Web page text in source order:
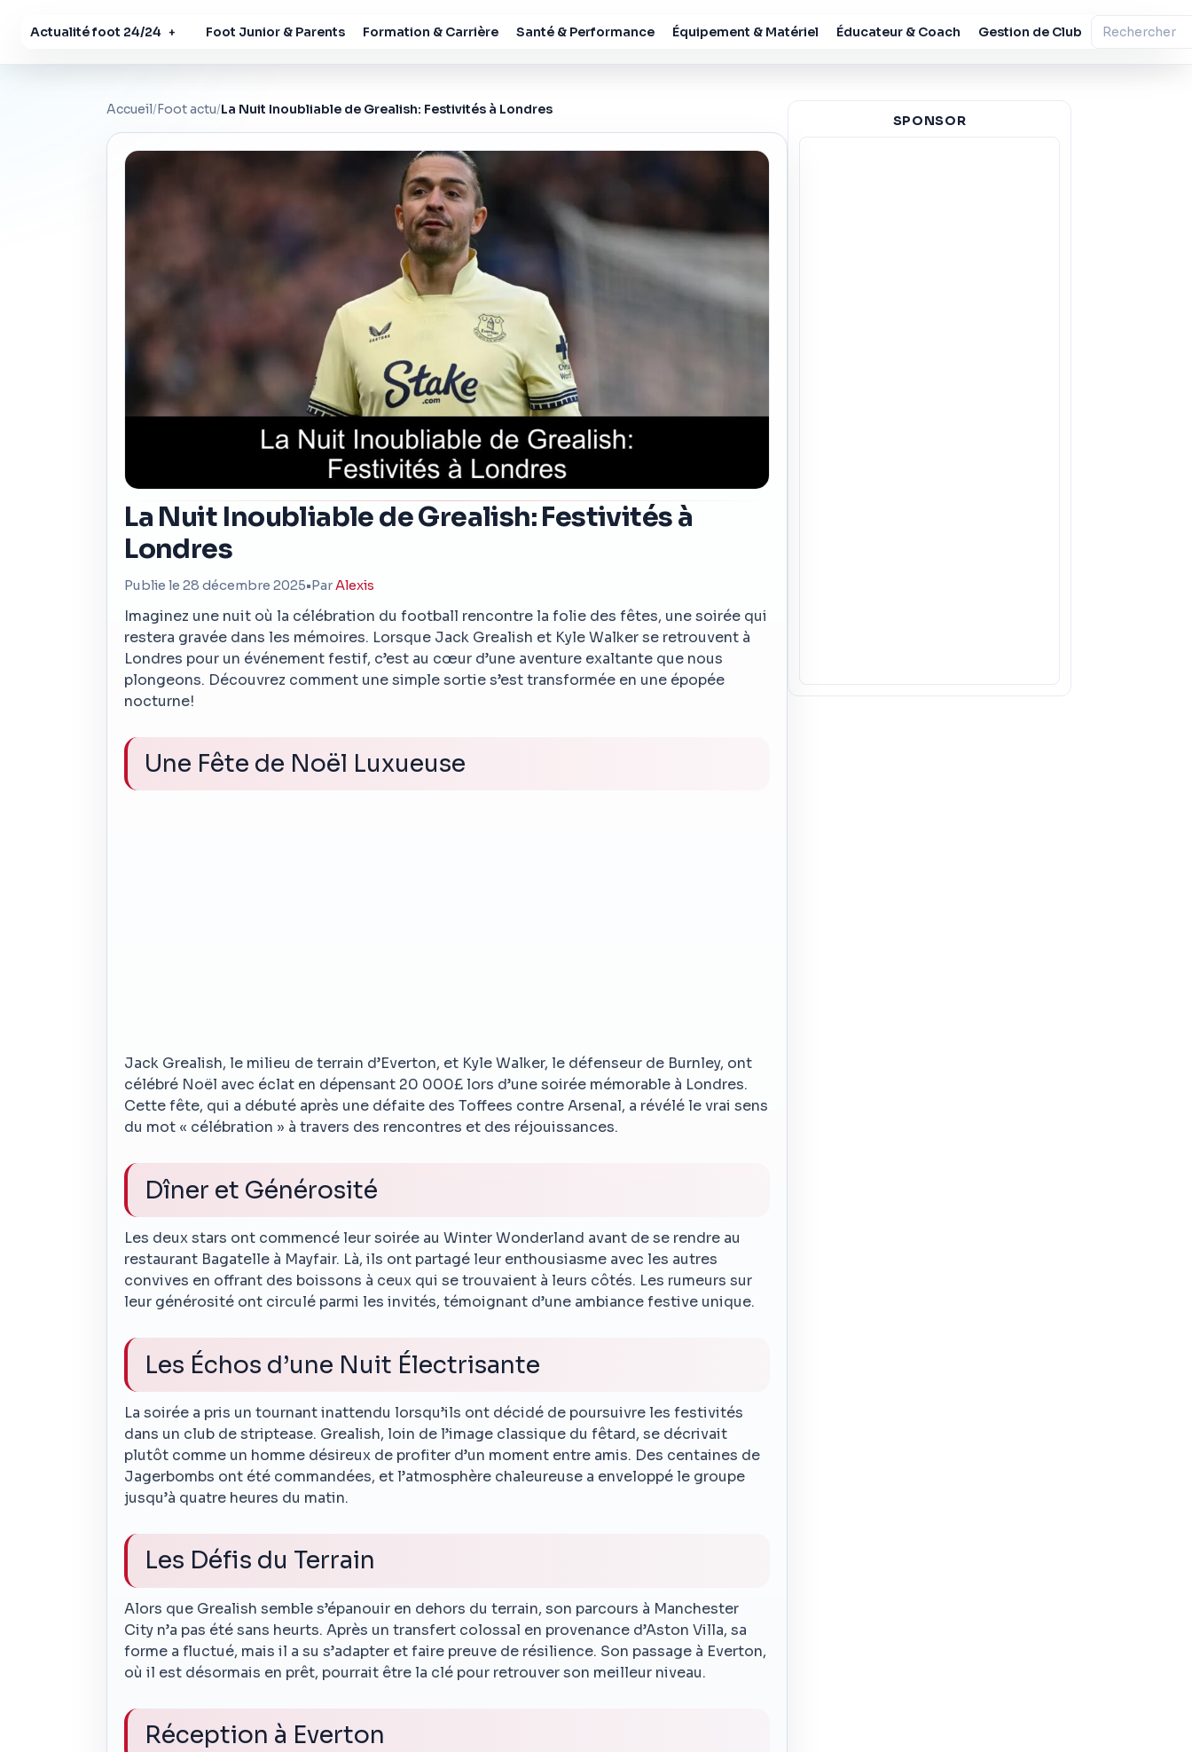
Actualité foot 24/24 + Foot Junior & Parents Formation & Carrière Santé & Performance Équipement & Matériel Éducateur & Coach Gestion de Club
Accueil/Foot actu/La Nuit Inoubliable de Grealish: Festivités à Londres
La Nuit Inoubliable de Grealish: Festivités à
Londres
Publie le 28 décembre 2025•ParAlexis
Imaginez une nuit où la célébration du football rencontre la folie des fêtes, une soirée qui
restera gravée dans les mémoires. Lorsque Jack Grealish et Kyle Walker se retrouvent à
Londres pour un événement festif, c’est au cœur d’une aventure exaltante que nous
plongeons. Découvrez comment une simple sortie s’est transformée en une épopée
nocturne!
Une Fête de Noël Luxueuse
Jack Grealish, le milieu de terrain d’Everton, et Kyle Walker, le défenseur de Burnley, ont
célébré Noël avec éclat en dépensant 20 000£ lors d’une soirée mémorable à Londres.
Cette fête, qui a débuté après une défaite des Toffees contre Arsenal, a révélé le vrai sens
du mot « célébration » à travers des rencontres et des réjouissances.
Dîner et Générosité
Les deux stars ont commencé leur soirée au Winter Wonderland avant de se rendre au
restaurant Bagatelle à Mayfair. Là, ils ont partagé leur enthousiasme avec les autres
convives en offrant des boissons à ceux qui se trouvaient à leurs côtés. Les rumeurs sur
leur générosité ont circulé parmi les invités, témoignant d’une ambiance festive unique.
Les Échos d’une Nuit Électrisante
La soirée a pris un tournant inattendu lorsqu’ils ont décidé de poursuivre les festivités
dans un club de striptease. Grealish, loin de l’image classique du fêtard, se décrivait
plutôt comme un homme désireux de profiter d’un moment entre amis. Des centaines de
Jagerbombs ont été commandées, et l’atmosphère chaleureuse a enveloppé le groupe
jusqu’à quatre heures du matin.
Les Défis du Terrain
Alors que Grealish semble s’épanouir en dehors du terrain, son parcours à Manchester
City n’a pas été sans heurts. Après un transfert colossal en provenance d’Aston Villa, sa
forme a fluctué, mais il a su s’adapter et faire preuve de résilience. Son passage à Everton,
où il est désormais en prêt, pourrait être la clé pour retrouver son meilleur niveau.
Réception à Everton
SPONSOR